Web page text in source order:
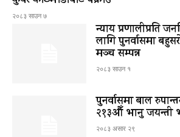
२०८३ साउन ७
न्याय प्रणालीप्रति
लागि पुनर्वासमा
मञ्च सम्पन्न
२०८३ साउन १
पुनर्वासमा बाल
२१३औँ भानु जयन्ती
२०८३ असार २९